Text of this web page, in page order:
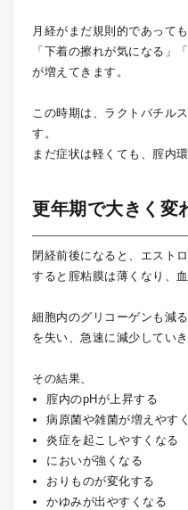
月経がまだ規則的であって
「下着の擦れが気になる」
が増えてきます。
この時期は、ラクトバチル
す。
まだ症状は軽くても、腟内
更年期で大きく変
閉経前後になると、エスト
すると腟粘膜は薄くなり、
細胞内のグリコーゲンも減
を失い、急速に減少していき
その結果、
腟内のpHが上昇する
病原菌や雑菌が増えやす
炎症を起こしやすくなる
においが強くなる
おりものが変化する
かゆみが出やすくなる